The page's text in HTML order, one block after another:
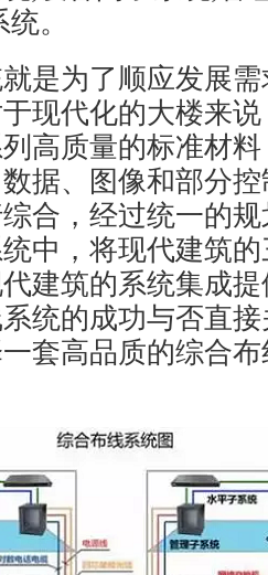
。
为了顺应发展需
现代化的大楼来
高质量的标准材
据、图像和部分
合，经过统一的
中，将现代建筑
建筑的系统集成
统的成功与否直
套高品质的综合